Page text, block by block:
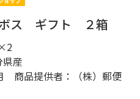
ボス ギフト ２箱
県産
商品提供者：（株）郵便